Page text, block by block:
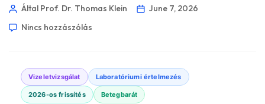
Által Prof. Dr. Thomas Klein
June 7, 2026
Nincs hozzászólás
Vizeletvizsgálat Laboratóriumi értelmezés
2026-os frissítés Betegbarát